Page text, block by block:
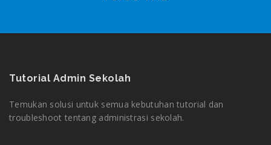
Tutorial Admin Sekolah
Temukan solusi untuk semua kebutuhan tutorial dan
troubleshoot tentang administrasi sekolah.